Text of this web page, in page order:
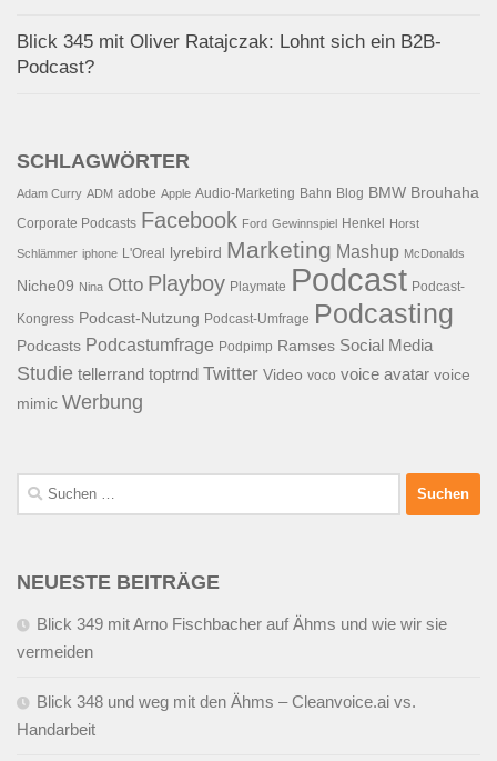
Blick 345 mit Oliver Ratajczak: Lohnt sich ein B2B-
Podcast?
SCHLAGWÖRTER
Adam Curry ADM adobe Apple Audio-Marketing Bahn Blog BMW Brouhaha
Corporate Podcasts Facebook Ford Gewinnspiel Henkel Horst
Schlämmer iphone L'Oreal lyrebird Marketing Mashup McDonalds
Niche09 Nina Otto Playboy Playmate Podcast Podcast-
Kongress Podcast-Nutzung Podcast-Umfrage Podcasting
Podcasts Podcastumfrage Podpimp Ramses Social Media
Studie tellerrand toptrnd Twitter Video voco voice avatar voice
mimic Werbung
Suchen
nach:
NEUESTE BEITRÄGE
Blick 349 mit Arno Fischbacher auf Ähms und wie wir sie
vermeiden
Blick 348 und weg mit den Ähms – Cleanvoice.ai vs.
Handarbeit